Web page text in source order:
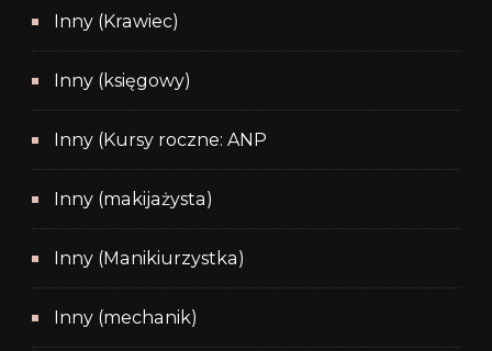
Inny (Krawiec)
Inny (księgowy)
Inny (Kursy roczne: ANP
Inny (makijażysta)
Inny (Manikiurzystka)
Inny (mechanik)